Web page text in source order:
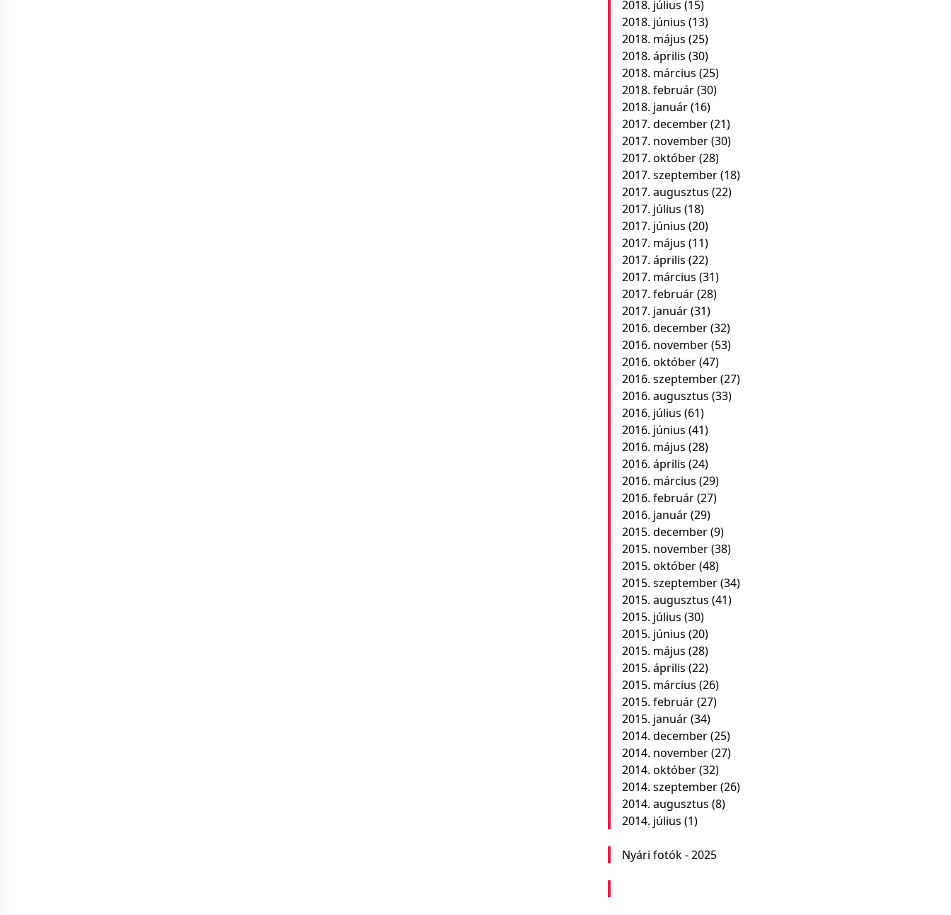
2018. július (15)
2018. június (13)
2018. május (25)
2018. április (30)
2018. március (25)
2018. február(30)
2018. január(16)
2017. december(21)
2017. november(30)
2017. október(28)
2017. szeptember(18)
2017. augusztus (22)
2017. július (18)
2017. június (20)
2017. május (11)
2017. április (22)
2017. március (31)
2017. február(28)
2017. január(31)
2016. december(32)
2016. november(53)
2016. október(47)
2016. szeptember(27)
2016. augusztus (33)
2016. július (61)
2016. június (41)
2016. május (28)
2016. április (24)
2016. március (29)
2016. február(27)
2016. január(29)
2015. december(9)
2015. november(38)
2015. október(48)
2015. szeptember(34)
2015. augusztus (41)
2015. július (30)
2015. június (20)
2015. május (28)
2015. április (22)
2015. március (26)
2015. február(27)
2015. január(34)
2014. december(25)
2014. november(27)
2014. október(32)
2014. szeptember(26)
2014. augusztus (8)
2014. július (1)
Nyári fotók - 2025